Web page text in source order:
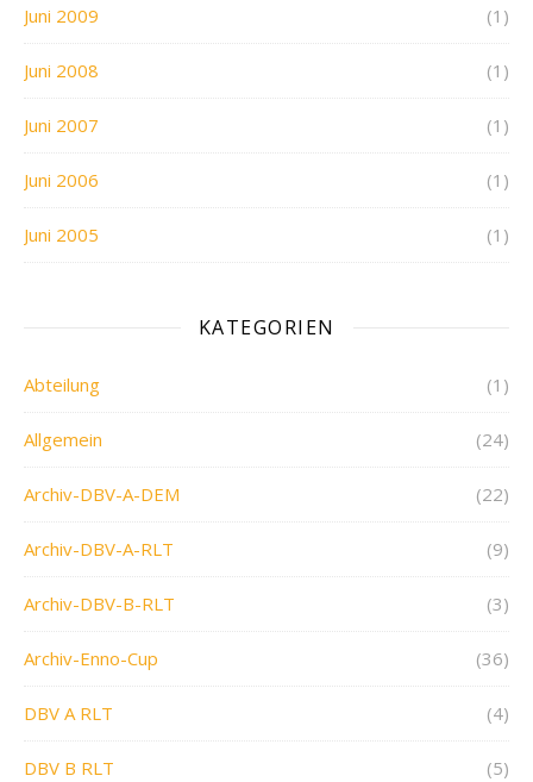
Juni 2009 (1)
Juni 2008 (1)
Juni 2007 (1)
Juni 2006 (1)
Juni 2005 (1)
KATEGORIEN
Abteilung (1)
Allgemein (24)
Archiv-DBV-A-DEM (22)
Archiv-DBV-A-RLT (9)
Archiv-DBV-B-RLT (3)
Archiv-Enno-Cup (36)
DBV A RLT (4)
DBV B RLT (5)